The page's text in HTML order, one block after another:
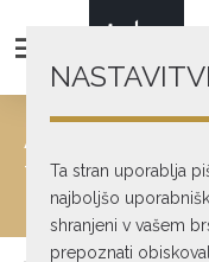
AUDIO
text_home
Audio
Ta stran uporablja
najboljšo
shranjeni v vašem
prepoznati